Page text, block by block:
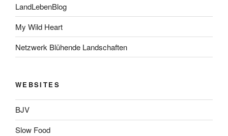
LandLebenBlog
My Wild Heart
Netzwerk Blühende Landschaften
WEBSITES
BJV
Slow Food